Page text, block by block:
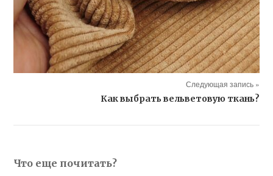
Следующая запись »
Как выбрать вельветовую ткань?
Что еще почитать?